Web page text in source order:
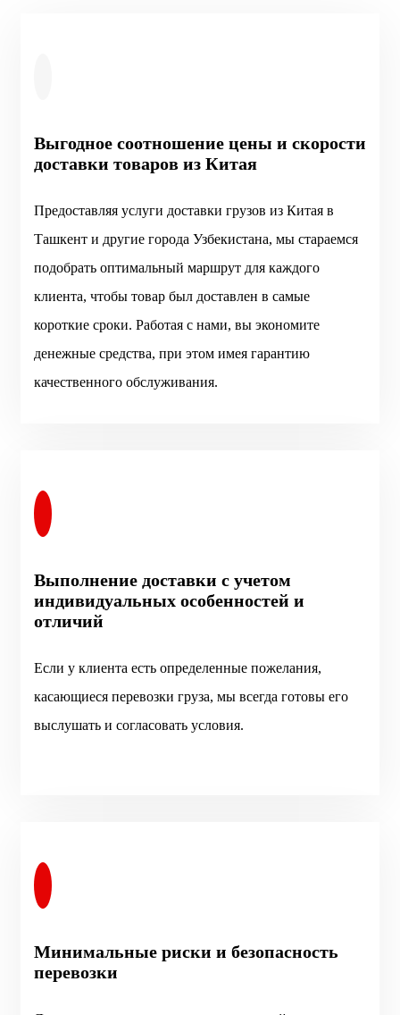
Выгодное соотношение цены и скорости
доставки товаров из Китая
Предоставляя услуги доставки грузов из Китая в
Ташкент и другие города Узбекистана, мы стараемся
подобрать оптимальный маршрут для каждого
клиента, чтобы товар был доставлен в самые
короткие сроки. Работая с нами, вы экономите
денежные средства, при этом имея гарантию
качественного обслуживания.
Выполнение доставки с учетом
индивидуальных особенностей и
отличий
Если у клиента есть определенные пожелания,
касающиеся перевозки груза, мы всегда готовы его
выслушать и согласовать условия.
Минимальные риски и безопасность
перевозки